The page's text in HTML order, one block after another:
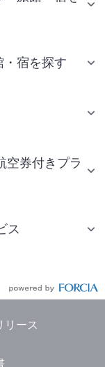
宿を探す
空券付きプラ
ス
リース